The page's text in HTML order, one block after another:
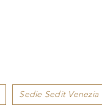
Sedie Sedit Venezia